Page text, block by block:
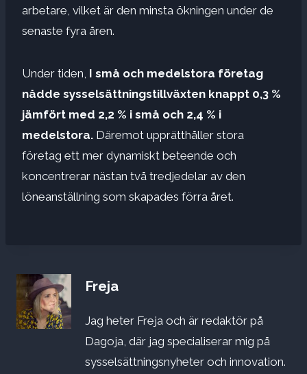
arbetare, vilket är den minsta ökningen under de
senaste fyra åren.
Under tiden, I små och medelstora företag
nådde sysselsättningstillväxten knappt 0,3 %
jämfört med 2,2 % i små och 2,4 % i
medelstora. Däremot upprätthåller stora
företag ett mer dynamiskt beteende och
koncentrerar nästan två tredjedelar av den
löneanställning som skapades förra året.
Freja
Jag heter Freja och är redaktör på
Dagoja, där jag specialiserar mig på
sysselsättningsnyheter och innovation.